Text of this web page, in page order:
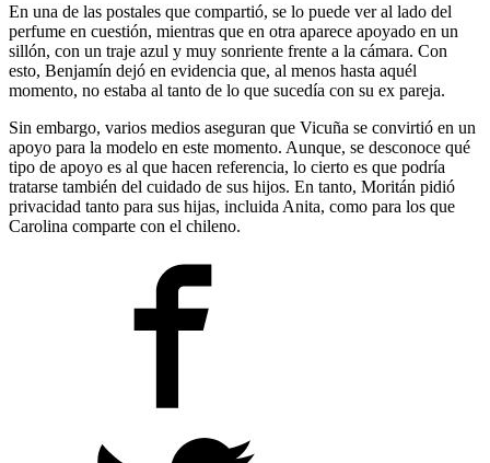
En una de las postales que compartió, se lo puede ver al lado del
perfume en cuestión, mientras que en otra aparece apoyado en un
sillón, con un traje azul y muy sonriente frente a la cámara. Con
esto, Benjamín dejó en evidencia que, al menos hasta aquél
momento, no estaba al tanto de lo que sucedía con su ex pareja.
Sin embargo, varios medios aseguran que Vicuña se convirtió en un
apoyo para la modelo en este momento. Aunque, se desconoce qué
tipo de apoyo es al que hacen referencia, lo cierto es que podría
tratarse también del cuidado de sus hijos. En tanto, Moritán pidió
privacidad tanto para sus hijas, incluida Anita, como para los que
Carolina comparte con el chileno.